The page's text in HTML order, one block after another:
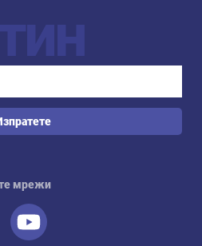
мрежи